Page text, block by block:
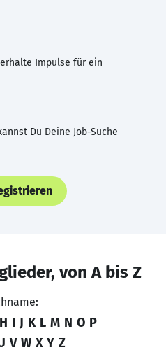
Impulse für ein
Du Deine Job-Suche
von A bis Z
H I J K L M N O P
V W X Y Z